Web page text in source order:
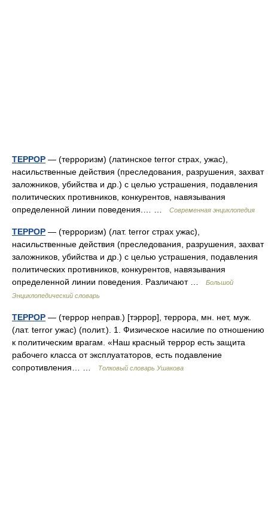
ТЕРРОР — (терроризм) (латинское terror страх, ужас),
насильственные действия (преследования, разрушения, захват
заложников, убийства и др.) с целью устрашения, подавления
политических противников, конкурентов, навязывания
определенной линии поведения.… …
Современная энциклопедия
ТЕРРОР — (терроризм) (лат. terror страх ужас),
насильственные действия (преследования, разрушения, захват
заложников, убийства и др.) с целью устрашения, подавления
политических противников, конкурентов, навязывания
определенной линии поведения. Различают …
Большой
Энциклопедический словарь
ТЕРРОР — (террор неправ.) [тэррор], террора, мн. нет, муж.
(лат. terror ужас) (полит.). 1. Физическое насилие по отношению
к политическим врагам. «Наш красный террор есть защита
рабочего класса от эксплуататоров, есть подавление
сопротивления… …
Толковый словарь Ушакова